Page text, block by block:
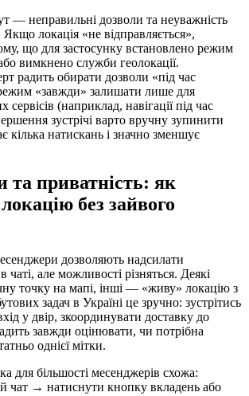
— неправильні дозволи та неуважність
Якщо локація «не відправляється»,
що для застосунку встановлено режим
вимкнено служби геолокації.
радить обирати дозволи «під час
«завжди» залишати лише для
(наприклад, навігації під час
зустрічі варто вручну зупинити
кілька натискань і значно зменшує
та приватність: як
без зайвого
дозволяють надсилати
але можливості різняться. Деякі
точку на мапі, інші — «живу» локацію з
задач в Україні це зручно: зустрітись
у двір, зкоординувати доставку до
завжди оцінювати, чи потрібна
однієї мітки.
для більшості месенджерів схожа:
чат → натиснути кнопку вкладень або